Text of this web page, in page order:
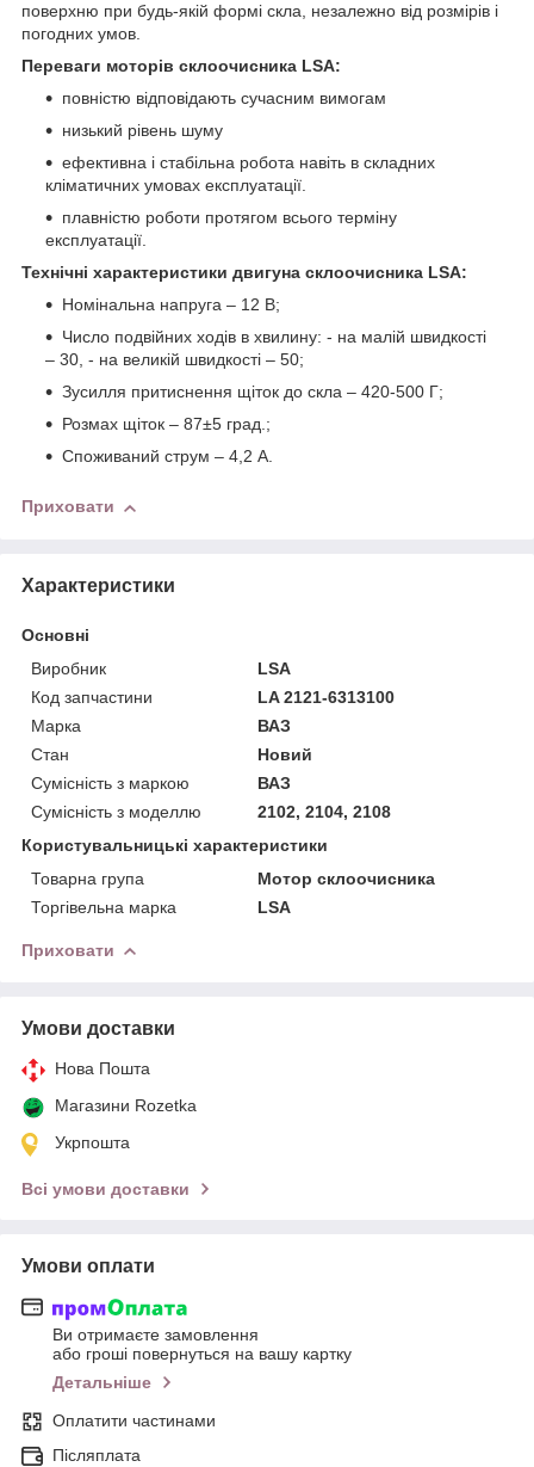
поверхню при будь-якій формі скла, незалежно від розмірів і
погодних умов.
Переваги моторів склоочисника LSA:
повністю відповідають сучасним вимогам
низький рівень шуму
ефективна і стабільна робота навіть в складних
кліматичних умовах експлуатації.
плавністю роботи протягом всього терміну
експлуатації.
Технічні характеристики двигуна склоочисника LSA:
Номінальна напруга – 12 В;
Число подвійних ходів в хвилину: - на малій швидкості
– 30, - на великій швидкості – 50;
Зусилля притиснення щіток до скла – 420-500 Г;
Розмах щіток – 87±5 град.;
Споживаний струм – 4,2 А.
Приховати
Характеристики
Основні
Виробник
LSA
Код запчастини
LA 2121-6313100
Марка
ВАЗ
Стан
Новий
Сумісність з маркою
ВАЗ
Сумісність з моделлю
2102, 2104, 2108
Користувальницькі характеристики
Товарна група
Мотор склоочисника
Торгівельна марка
LSA
Приховати
Умови доставки
Нова Пошта
Магазини Rozetka
Укрпошта
Всі умови доставки
Умови оплати
Ви отримаєте замовлення
або гроші повернуться на вашу картку
Детальніше
Оплатити частинами
Післяплата